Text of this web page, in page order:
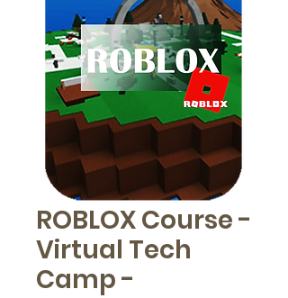
ROBLOX Course -
Virtual Tech
Camp -